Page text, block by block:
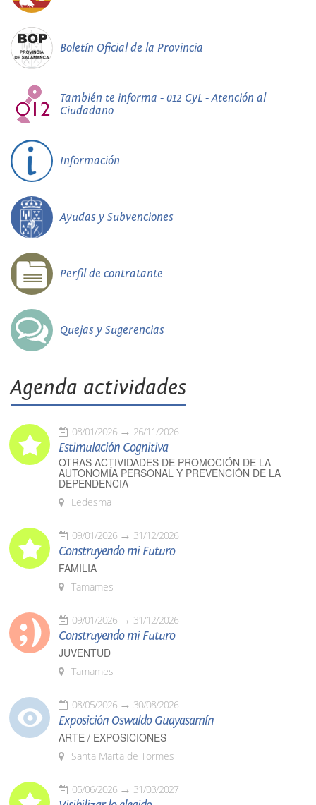
Boletín Oficial de la Provincia
También te informa - 012 CyL - Atención al
Ciudadano
Información
Ayudas y Subvenciones
Perfil de contratante
Quejas y Sugerencias
Agenda actividades
08/01/2026 26/11/2026
Estimulación Cognitiva
OTRAS ACTIVIDADES DE PROMOCIÓN DE LA
AUTONOMÍA PERSONAL Y PREVENCIÓN DE LA
DEPENDENCIA
Ledesma
09/01/2026 31/12/2026
Construyendo mi Futuro
FAMILIA
Tamames
09/01/2026 31/12/2026
Construyendo mi Futuro
JUVENTUD
Tamames
08/05/2026 30/08/2026
Exposición Oswaldo Guayasamín
ARTE / EXPOSICIONES
Santa Marta de Tormes
05/06/2026 31/03/2027